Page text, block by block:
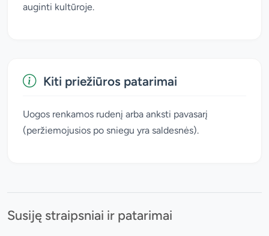
auginti kultūroje.
Kiti priežiūros patarimai
Uogos renkamos rudenį arba anksti pavasarį
(peržiemojusios po sniegu yra saldesnės).
Susiję straipsniai ir patarimai